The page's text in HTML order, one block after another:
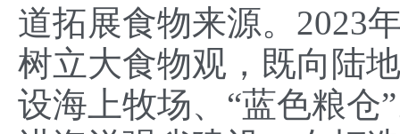
道拓展食物来源。2023
树立大食物观，既向陆
设海上牧场、“蓝色粮仓